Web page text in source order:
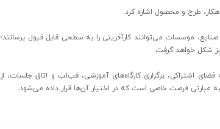
طرح‌ و محصول اشاره کرد.
موسسات می‌توانند کارآفرینی را به سطحی قابل قبول برسانند؛
شکل خواهد گرفت.
فضای اشتراکی، برگزاری کارگاه‌های آموزشی، فب‌لب و اتاق جلسات، از
فرصت خاصی است که در اختیار آن‌ها قرار داده می‌شود.